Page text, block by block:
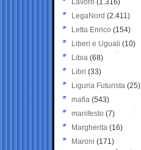
Lavoro (1.316)
LegaNord (2.411)
Letta Enrico (154)
Liberi e Uguali (10)
Libia (68)
Libri (33)
Liguria Futurista (25)
mafia (543)
manifesto (7)
Margherita (16)
Maroni (171)